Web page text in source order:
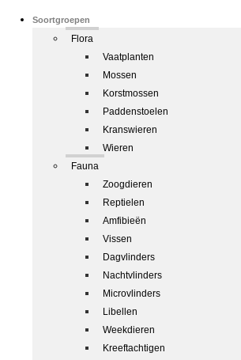
Soortgroepen
Flora
Vaatplanten
Mossen
Korstmossen
Paddenstoelen
Kranswieren
Wieren
Fauna
Zoogdieren
Reptielen
Amfibieën
Vissen
Dagvlinders
Nachtvlinders
Microvlinders
Libellen
Weekdieren
Kreeftachtigen